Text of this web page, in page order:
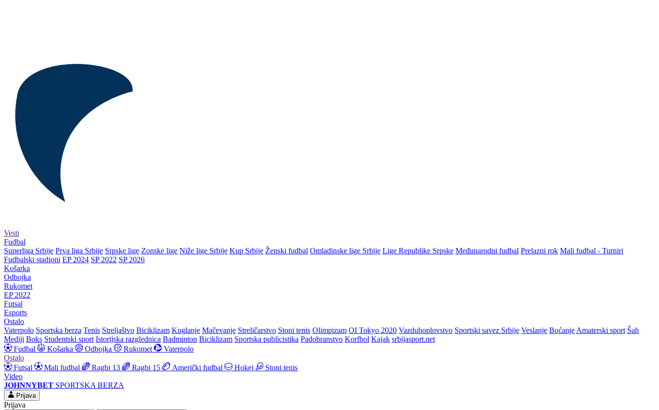
Vesti
Fudbal
Superliga Srbije Prva liga Srbije Srpske lige Zonske lige Niže lige Srbije Kup Srbije Ženski fudbal Omladinske lige Srbije Lige Republike Srpske Međunarodni fudbal Prelazni rok Mali fudbal - Turniri
Fudbalski stadioni EP 2024 SP 2022 SP 2026
Košarka
Odbojka
Rukomet
EP 2022
Futsal
Esports
Ostalo
Vaterpolo Sportska berza Tenis Streljaštvo Biciklizam Kuglanje Mačevanje Streličarstvo Stoni tenis Olimpizam OI Tokyo 2020 Vazduhoplovstvo Sportski savez Srbije Veslanje Boćanje Amaterski sport Šah
Mediji Boks Studentski sport Istorijska razglednica Badminton Biciklizam Sportska publicistika Padobranstvo Korfbol Kajak srbijasport.net
Fudbal
Košarka Odbojka Rukomet
Vaterpolo
Ostalo
Futsal
Mali fudbal Ragbi 13 Ragbi 15 Američki fudbal Hokej
Stoni tenis
Video
JOHNNYBET SPORTSKA BERZA
Prijava
Prijava